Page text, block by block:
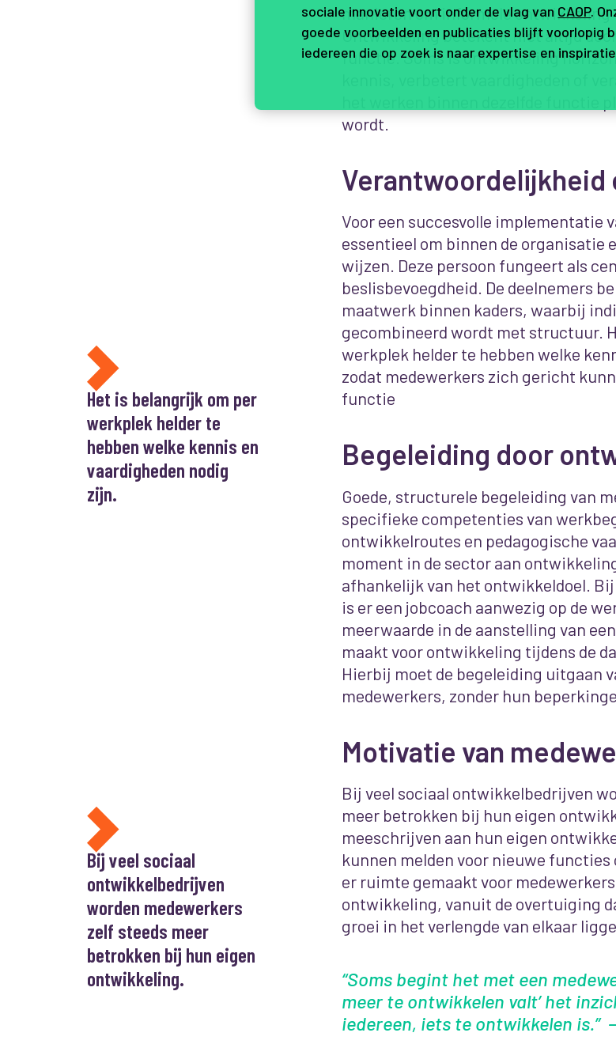
manieren om informele ontwikkeling
Ontwikkeling betekent niet altijd
functie. Soms is ontwikkeling
kennis, verbetert vaardigheden of
wordt.
Verantwoordelijkheid
Voor een succesvolle implementatie
essentieel om binnen de organisatie
wijzen. Deze persoon fungeert als
beslisbevoegdheid. De deelnemers
maatwerk binnen kaders, waarbij
gecombineerd wordt met structuur.
werkplek helder te hebben welke
zodat medewerkers zich gericht
functie
Begeleiding door
Goede, structurele begeleiding van
specifieke competenties van
ontwikkelroutes en pedagogische
moment in de sector aan
afhankelijk van het ontwikkeldoel.
is er een jobcoach aanwezig op de
meerwaarde in de aanstelling van een
maakt voor ontwikkeling tijdens de
Hierbij moet de begeleiding uitgaan
medewerkers, zonder hun
Motivatie van
Bij veel sociaal ontwikkelbedrijven
meer betrokken bij hun eigen
meeschrijven aan hun eigen
kunnen melden voor nieuwe
er ruimte gemaakt voor
ontwikkeling, vanuit de overtuiging
groei in het verlengde van elkaar
“Soms begint het met een
meer te ontwikkelen valt’ het
iedereen, iets te ontwikkelen is.”
Het is belangrijk om per
werkplek helder te
hebben welke kennis en
vaardigheden nodig
zijn.
Bij veel sociaal
ontwikkelbedrijven
worden medewerkers
zelf steeds meer
betrokken bij hun eigen
ontwikkeling.
sociale innovatie voort onder de vlag van CAOP.
goede voorbeelden en publicaties blijft voorlopig
iedereen die op zoek is naar expertise en